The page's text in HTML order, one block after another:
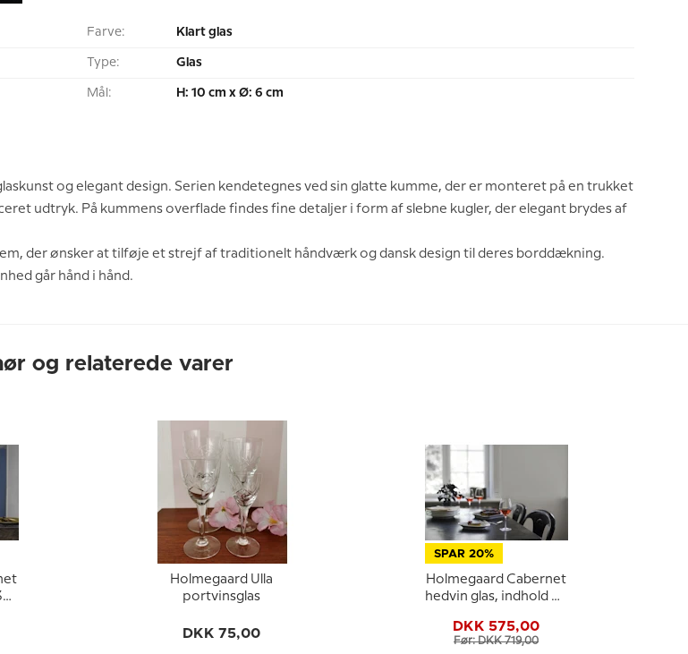
Farve: Klart glas
Type: Glas
Mål: H: 10 cm x Ø: 6 cm
og elegant design. Serien kendetegnes ved sin glatte kumme, der er monteret på en trukket
udtryk. På kummens overflade findes fine detaljer i form af slebne kugler, der elegant brydes af
der ønsker at tilføje et strejf af traditionelt håndværk og dansk design til deres borddækning.
går hånd i hånd.
og relaterede varer
Holmegaard Ulla
portvinsglas
DKK 75,00
SPAR 20%
Holmegaard Cabernet
hedvin glas, indhold 28
DKK 575,00
Før: DKK 719,00